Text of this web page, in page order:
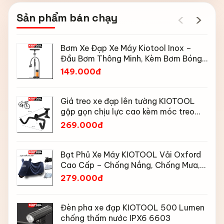
Sản phẩm bán chạy ‹ ›
Bơm Xe Đạp Xe Máy Kiotool Inox –
Đầu Bơm Thông Minh, Kèm Bơm Bóng,
Đồng Hồ 160 PSI
149.000đ
Giá treo xe đạp lên tường KIOTOOL
gập gọn chịu lực cao kèm móc treo
mũ bảo hiểm
269.000đ
Bạt Phủ Xe Máy KIOTOOL Vải Oxford
Cao Cấp – Chống Nắng, Chống Mưa,
Chống Bụi, Chống Tia UV, Có Phản
279.000đ
Đèn pha xe đạp KIOTOOL 500 Lumen
chống thấm nước IPX6 6603